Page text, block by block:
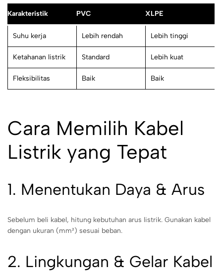
Karakteristik PVC XLPE
Suhu kerja Lebih rendah Lebih tinggi
Ketahanan listrik Standard Lebih kuat
Fleksibilitas Baik Baik
Cara Memilih Kabel
Listrik yang Tepat
1. Menentukan Daya & Arus
Sebelum beli kabel, hitung kebutuhan arus listrik. Gunakan kabel
dengan ukuran (mm²) sesuai beban.
2. Lingkungan & Gelar Kabel